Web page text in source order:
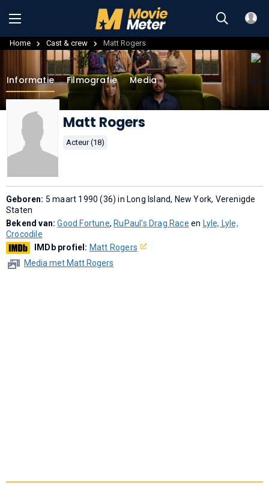
Home Cast & crew Matt Rogers
Informatie Filmografie Media
Matt Rogers
Acteur (18)
Geboren: 5 maart 1990 (36) in Long Island, New York, Verenigde
Staten
Bekend van:Good Fortune, RuPaul's Drag Race en Lyle, Lyle,
Crocodile
IMDb profiel: Matt Rogers
Media met Matt Rogers